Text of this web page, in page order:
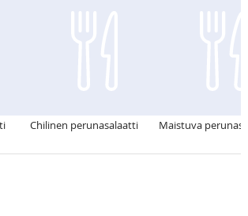
Chilinen perunasalaatti Maistuva